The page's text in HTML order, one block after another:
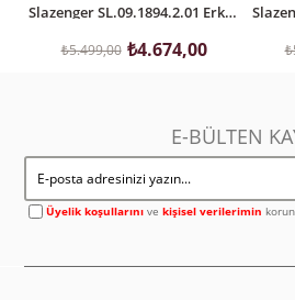
Slazenger SL.09.1894.2.01 Erkek Kol Saati
₺4.674,00
₺5.499,00
E-BÜLTEN
Üyelik koşullarını vekişisel verilerimin